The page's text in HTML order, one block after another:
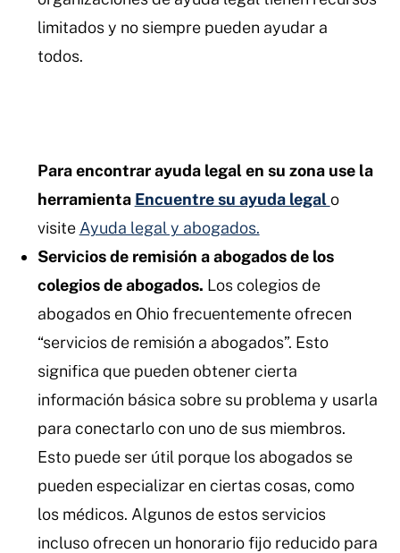
limitados y no siempre pueden ayudar a
todos.
Para encontrar ayuda legal en su zona use la
herramienta Encuentre su ayuda legalo
visite Ayuda legal y abogados.
Servicios de remisión a abogados de los
colegios de abogados. Los colegios de
abogados en Ohio frecuentemente ofrecen
“servicios de remisión a abogados”. Esto
significa que pueden obtener cierta
información básica sobre su problema y usarla
para conectarlo con uno de sus miembros.
Esto puede ser útil porque los abogados se
pueden especializar en ciertas cosas, como
los médicos. Algunos de estos servicios
incluso ofrecen un honorario fijo reducido para